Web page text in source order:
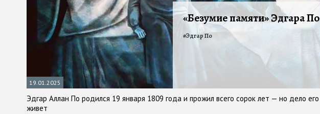
19.01.2025
«Безумие памяти» Эдгара По
Эдгар Аллан По родился 19 января 1809 года и прожил всего сорок лет — но дело его
живет
#Эдгар По